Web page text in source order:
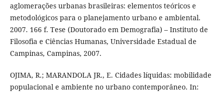
aglomerações urbanas brasileiras: elementos teóricos e
metodológicos para o planejamento urbano e ambiental.
2007. 166 f. Tese (Doutorado em Demografia) – Instituto de
Filosofia e Ciências Humanas, Universidade Estadual de
Campinas, Campinas, 2007.
OJIMA, R.; MARANDOLA JR., E. Cidades líquidas: mobilidade
populacional e ambiente no urbano contemporâneo. In: